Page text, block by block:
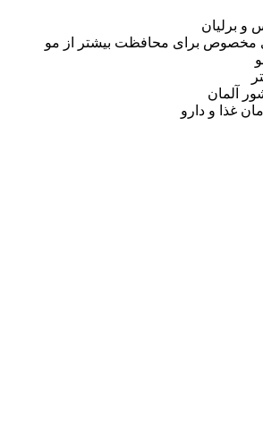
برای محافظت بیشتر از مو
و دارو